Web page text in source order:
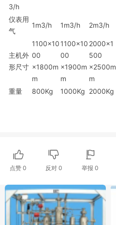
3/h
仪表用
气
1m3/h 1m3/h 2m3/h
主机外
形尺寸
1100×10
00
×1800m
m
1100×10
00
×1900m
m
2000×1
500
×2500m
m
重量
800Kg 1000Kg 2000Kg
点赞 0 反对0 举报 0